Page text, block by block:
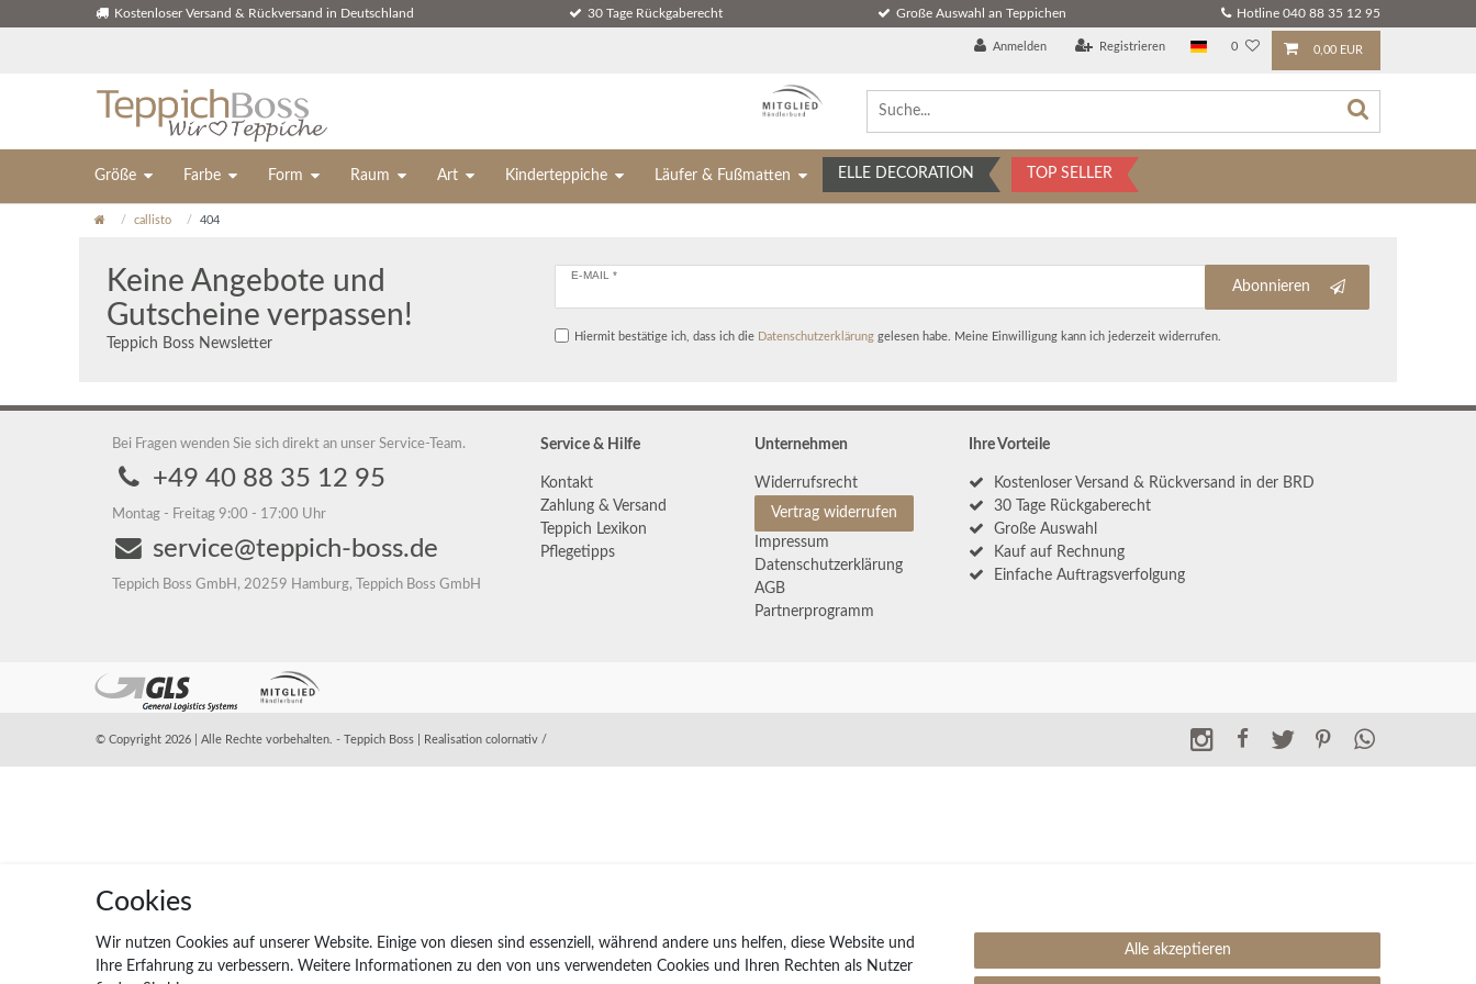
Kostenloser Versand & Rückversand in Deutschland 30 Tage Rückgaberecht Große Auswahl an Teppichen Hotline 040 88 35 12 95
Anmelden Registrieren 0 0,00 EUR
Größe Farbe Form Raum Art Kinderteppiche Läufer & Fußmatten ELLE DECORATION TOP SELLER
callisto 404
Keine Angebote und
Gutscheine verpassen!
Teppich Boss Newsletter
E-MAIL *
Abonnieren
Hiermit bestätige ich, dass ich die Daten­schutz­erklärunggelesen habe. Meine Einwilligung kann ich jederzeit widerrufen.
Bei Fragen wenden Sie sich direkt an unser Service-Team.
+49 40 88 35 12 95
Montag - Freitag 9:00 - 17:00 Uhr
service@teppich-boss.de
Teppich Boss GmbH, 20259 Hamburg, Teppich Boss GmbH
Service & Hilfe
Kontakt
Zahlung & Versand
Teppich Lexikon
Pflegetipps
Unternehmen
Widerrufs­recht
Vertrag widerrufen
Impressum
Daten­schutz­erklärung
AGB
Partnerprogramm
Ihre Vorteile
Kostenloser Versand & Rückversand in der BRD
30 Tage Rückgaberecht
Große Auswahl
Kauf auf Rechnung
Einfache Auftragsverfolgung
© Copyright 2026 | Alle Rechte vorbehalten. - Teppich Boss | Realisation colornativ /
Cookies
Wir nutzen Cookies auf unserer Website. Einige von diesen sind essenziell, während andere uns helfen, diese Website und
Ihre Erfahrung zu verbessern. Weitere Informationen zu den von uns verwendeten Cookies und Ihren Rechten als Nutzer
Alle akzeptieren